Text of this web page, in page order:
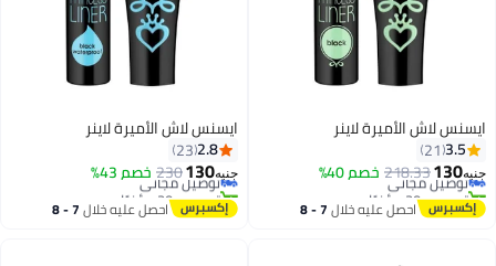
ايسنس لاش الأميرة لاينر
3.5
21
جنيه130
218.33خصم 40% توصيل مجاني
تم بيع +20 مؤخرًا
توصيل مجانياحصل عليه خلال 7 - 8
ايسنس لاش الأميرة لاينر
2.8
23
جنيه130
230 خصم 43%توصيل مجاني
تم بيع +20 مؤخرًا
توصيل مجانياحصل عليه خلال 7 - 8